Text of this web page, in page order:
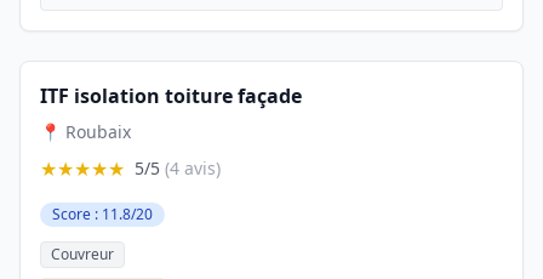
ITF isolation toiture façade
📍 Roubaix
★★★★★ 5/5 (4 avis)
Score : 11.8/20
Couvreur